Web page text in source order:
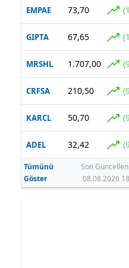
EMPAE 73,70
GIPTA 67,65
MRSHL 1.707,00
CRFSA 210,50
KARCL 50,70
ADEL 32,42
Tümünü
Göster
Son
08.08.2026